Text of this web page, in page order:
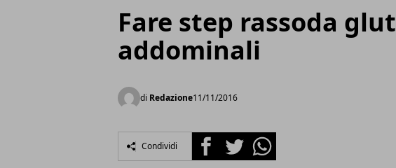
Fare step rassoda
addominali
di Redazione11/11/2016
Condividi FacebookTwitterWhatsapp